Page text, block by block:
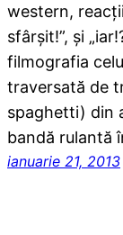
western,
sfârşit!”, şi
filmografia
traversată de
spaghetti) din
bandă rulantă
ianuarie 21, 2013